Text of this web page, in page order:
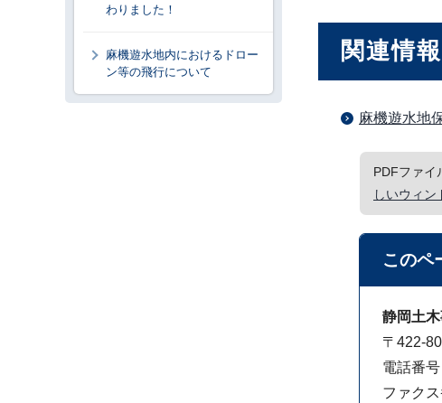
関連情報
麻機遊水地
PDFファイ
しいウィン
このペ
静岡土
〒422-
電話番
ファク
わりました！
麻機遊水地内におけるドロー
ン等の飛行について